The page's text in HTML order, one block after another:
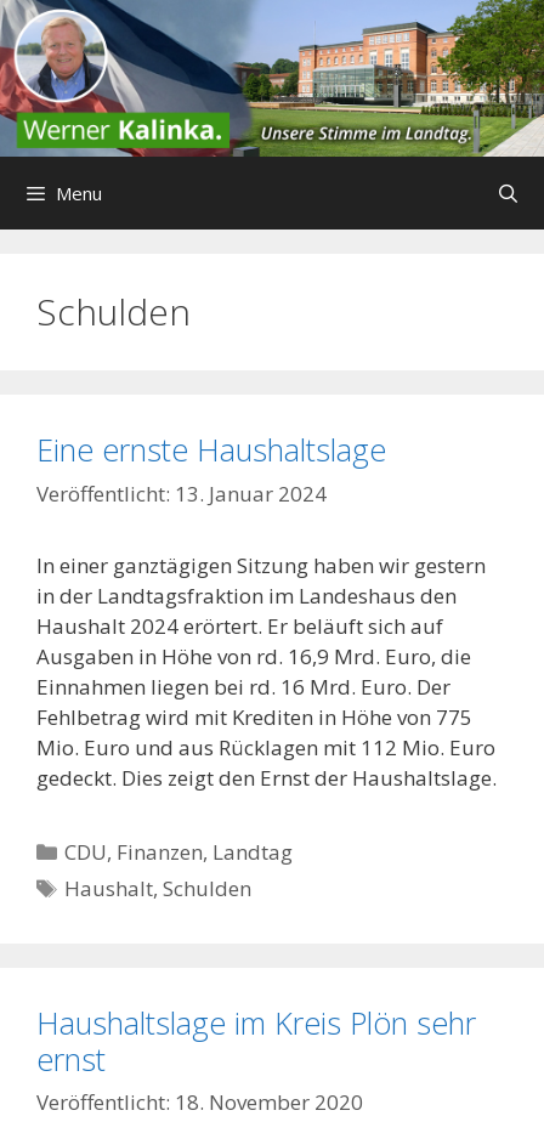
Zum
Inhalt
springen
Menu
Schulden
Eine ernste Haushaltslage
13. Januar 2024
In einer ganztägigen Sitzung haben wir gestern
in der Landtagsfraktion im Landeshaus den
Haushalt 2024 erörtert. Er beläuft sich auf
Ausgaben in Höhe von rd. 16,9 Mrd. Euro, die
Einnahmen liegen bei rd. 16 Mrd. Euro. Der
Fehlbetrag wird mit Krediten in Höhe von 775
Mio. Euro und aus Rücklagen mit 112 Mio. Euro
gedeckt. Dies zeigt den Ernst der Haushaltslage.
Kategorien
CDU, Finanzen, Landtag
Schlagwörter
Haushalt,Schulden
Haushaltslage im Kreis Plön sehr
ernst
18. November 2020